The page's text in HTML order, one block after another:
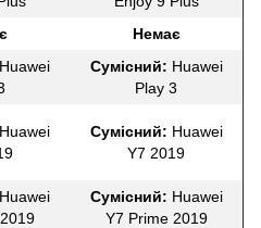
Немає
Huawei
Сумісний: Huawei
Play 3
Huawei
Сумісний: Huawei
Y7 2019
Huawei
Сумісний: Huawei
Y7 Prime 2019